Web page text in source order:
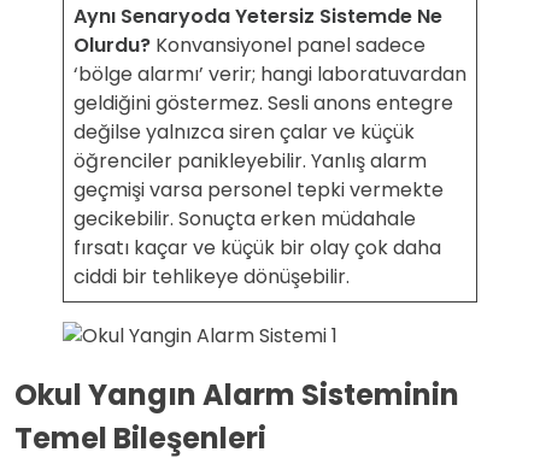
Aynı Senaryoda Yetersiz Sistemde Ne
Olurdu? Konvansiyonel panel sadece
‘bölge alarmı’ verir; hangi laboratuvardan
geldiğini göstermez. Sesli anons entegre
değilse yalnızca siren çalar ve küçük
öğrenciler panikleyebilir. Yanlış alarm
geçmişi varsa personel tepki vermekte
gecikebilir. Sonuçta erken müdahale
fırsatı kaçar ve küçük bir olay çok daha
ciddi bir tehlikeye dönüşebilir.
Okul Yangın Alarm Sisteminin
Temel Bileşenleri